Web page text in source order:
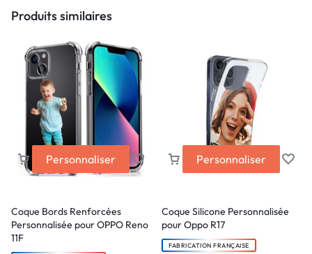
Produits similaires
Personnaliser
Coque Bords Renforcées
Personnalisée pour OPPO Reno
11F
Personnaliser
Coque Silicone Personnalisée
pour Oppo R17
FABRICATION FRANÇAISE